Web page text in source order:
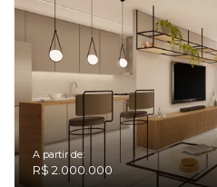
A partir de:
R$ 2.000.000